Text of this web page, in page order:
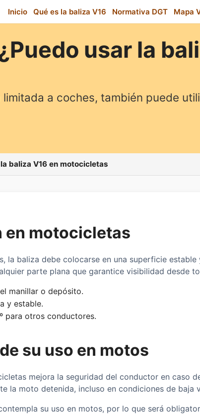
Inicio Qué es la baliza V16 Normativa DGT Mapa
usar la
limitada a coches, también puede
baliza V16 en motocicletas
en motocicletas
la baliza debe colocarse en una superficie
parte plana que garantice visibilidad desde
manillar o depósito.
y estable.
para otros conductores.
su uso en motos
mejora la seguridad del conductor en caso
la moto detenida, incluso en condiciones de baja
su uso en motos, por lo que será